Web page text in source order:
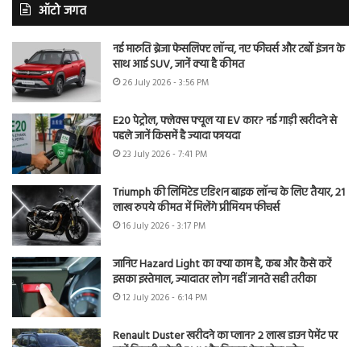
ऑटो जगत
नई मारुति ब्रेजा फेसलिफ्ट लॉन्च, नए फीचर्स और टर्बो इंजन के
साथ आई SUV, जानें क्या है कीमत
26 July 2026 - 3:56 PM
E20 पेट्रोल, फ्लेक्स फ्यूल या EV कार? नई गाड़ी खरीदने से
पहले जानें किसमें है ज्यादा फायदा
23 July 2026 - 7:41 PM
Triumph की लिमिटेड एडिशन बाइक लॉन्च के लिए तैयार, 21
लाख रुपये कीमत में मिलेंगे प्रीमियम फीचर्स
16 July 2026 - 3:17 PM
जानिए Hazard Light का क्या काम है, कब और कैसे करें
इसका इस्तेमाल, ज्यादातर लोग नहीं जानते सही तरीका
12 July 2026 - 6:14 PM
Renault Duster खरीदने का प्लान? 2 लाख डाउन पेमेंट पर